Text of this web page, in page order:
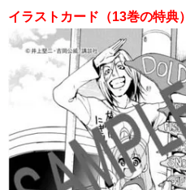
イラストカード（13巻の特典）